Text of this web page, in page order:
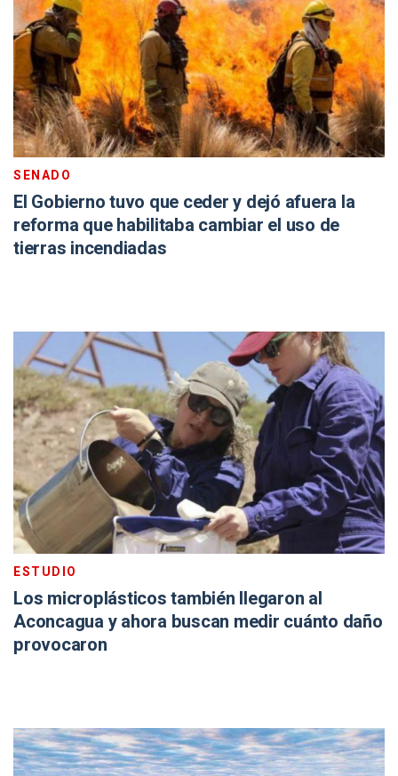
SENADO
El Gobierno tuvo que ceder y dejó afuera la
reforma que habilitaba cambiar el uso de
tierras incendiadas
ESTUDIO
Los microplásticos también llegaron al
Aconcagua y ahora buscan medir cuánto daño
provocaron